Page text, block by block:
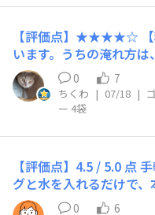
ヒー好きのママ友が遊
【こんな時におすすめ
ゃる時、用意しておく
【評価点】★★★★☆ 【
います。うちの淹れ方
ト】あり【こんな時に
始めて夕方にパック出
付け時に１日のご褒美
0 7
ちくわ | 07/18 |
ー 4袋
【評価点】4.5 / 5.0
グと水を入れるだけで
る手軽さが素晴らしいです。 味わい：★★★★☆
0 6